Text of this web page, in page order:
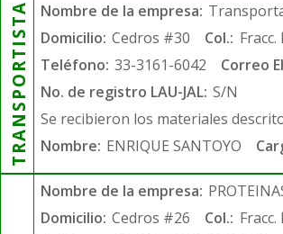
TRANSPORTISTA Nombre de la empresa:
Domicilio: Cedros #30 Col.:
Teléfono: 33-3161-6042 Correo
No. de registro LAU-JAL: S/N
Se recibieron los materiales
Nombre: ENRIQUE SANTOYO
Nombre de la empresa:
Domicilio: Cedros #26 Col.: